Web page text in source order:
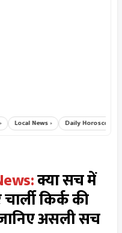
Local News › Daily Horoscope
क्या सच में
किर्क की
असली सच